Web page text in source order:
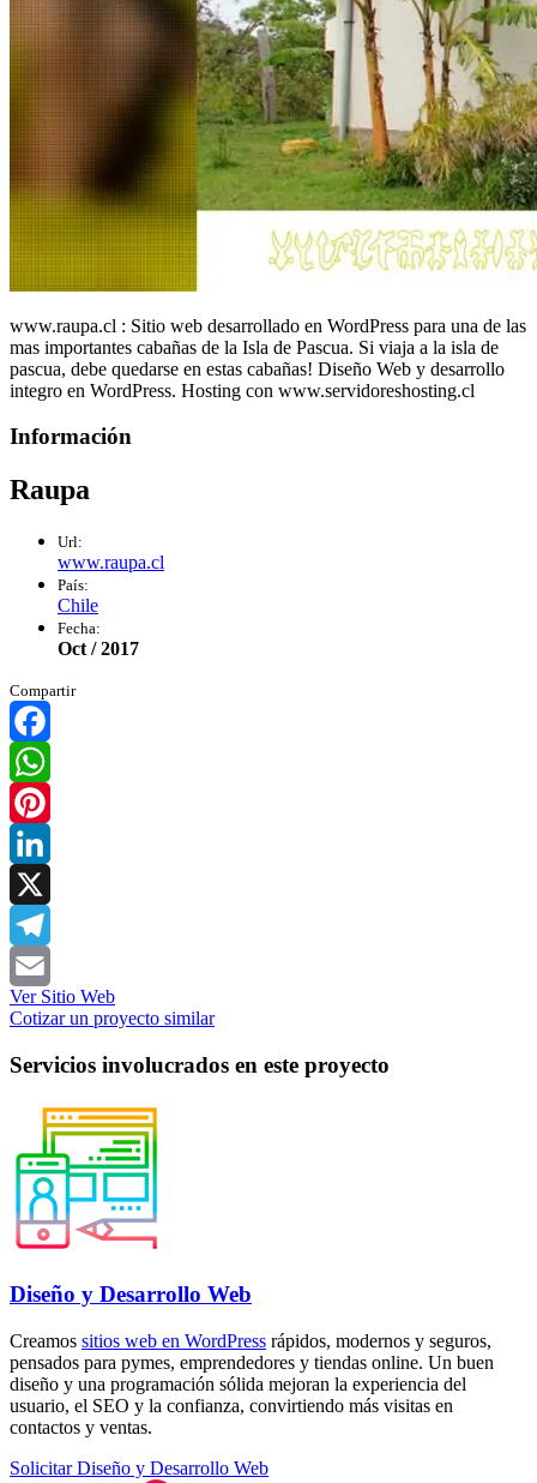
www.raupa.cl : Sitio web desarrollado en WordPress para una de las
mas importantes cabañas de la Isla de Pascua. Si viaja a la isla de
pascua, debe quedarse en estas cabañas! Diseño Web y desarrollo
integro en WordPress. Hosting con www.servidoreshosting.cl
Información
Raupa
Url:
www.raupa.cl
País:
Chile
Fecha:
Oct / 2017
Compartir
Facebook
WhatsApp
Pinterest
LinkedIn
X
Telegram
Email
Ver Sitio Web
Cotizar un proyecto similar
Servicios involucrados en este proyecto
Diseño y Desarrollo Web
Creamos sitios web en WordPress rápidos, modernos y seguros,
pensados para pymes, emprendedores y tiendas online. Un buen
diseño y una programación sólida mejoran la experiencia del
usuario, el SEO y la confianza, convirtiendo más visitas en
contactos y ventas.
Solicitar Diseño y Desarrollo Web